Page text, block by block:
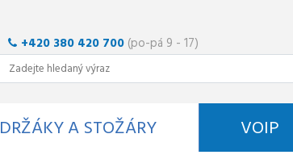
+420 380 420 700 (po-pá 9 - 17)
DRŽÁKY A STOŽÁRY VOIP